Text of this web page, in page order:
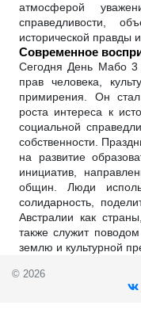
атмосферой
справедливости,
исторической правды
Современное
Сегодня День Мабо 3
прав человека,
примирения. Он
роста интереса к
социальной
собственности.
на развитие
инициатив,
общин. Люди
солидарность,
Австралии как
также служит
землю и культурной
© 2026